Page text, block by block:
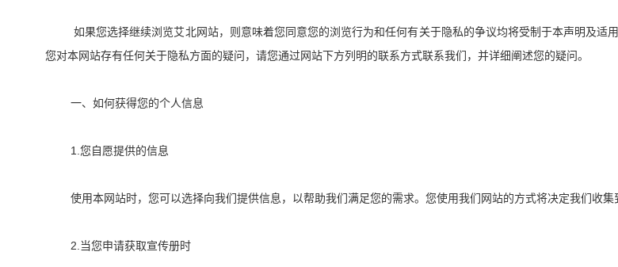
如果您选择继续浏览艾北网站，则意味着您同意您的浏览行为和任何有关于隐私的争议均将受制于本声明及
您对本网站存有任何关于隐私方面的疑问，请您通过网站下方列明的联系方式联系我们，并详细阐述您的疑问。
一、如何获得您的个人信息
1. 您自愿提供的信息
使用本网站时，您可以选择向我们提供信息，以帮助我们满足您的需求。您使用我们网站的方式将决定我们收集
2. 当您申请获取宣传册时